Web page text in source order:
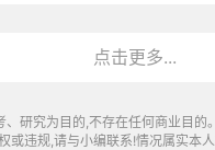
点击更多...
、研究为目的,不存在任何商业目的
或违规,请与小编联系!情况属实本